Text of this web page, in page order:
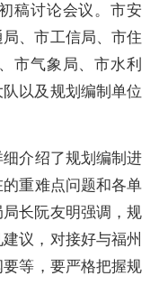
稿讨论会议。市安
、市工信局、市住
市气象局、市水利
以及规划编制单位
细介绍了规划编制进
重难点问题和各单
长阮友明强调，规
议，对接好与福州
要等，要严格把握规